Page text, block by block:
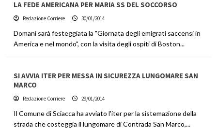
LA FEDE AMERICANA PER MARIA SS DEL SOCCORSO
Redazione Corriere 30/01/2014
Domani sarà festeggiata la "Giornata degli emigrati saccensi in
America e nel mondo", con la visita degli ospiti di Boston...
SI AVVIA ITER PER MESSA IN SICUREZZA LUNGOMARE SAN
MARCO
Redazione Corriere 29/01/2014
Il Comune di Sciacca ha avviato l'iter per la sistemazione della
strada che costeggia il lungomare di Contrada San Marco,...